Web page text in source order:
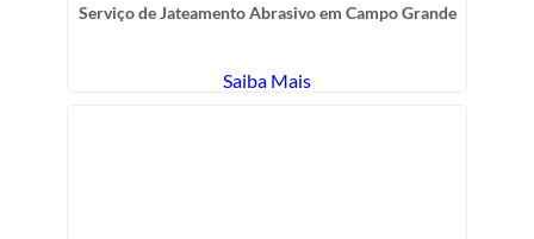
Serviço de Jateamento Abrasivo em Campo Grande
Saiba Mais